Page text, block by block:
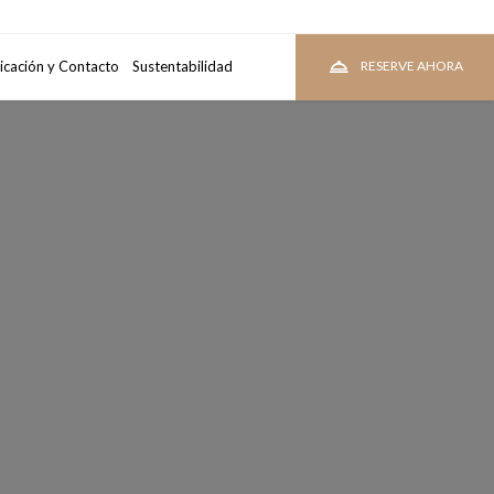
y Contacto Sustentabilidad RESERVE AHORA
VER TARIFAS